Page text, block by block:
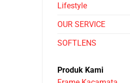
Lifestyle
OUR SERVICE
SOFTLENS
Produk Kami